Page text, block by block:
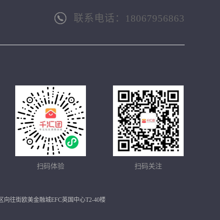
联系电话：18067956863
扫码体验 扫码关注
往街欧美金融城EFC英国中心T2-40楼